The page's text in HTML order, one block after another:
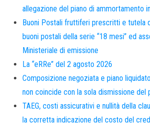
allegazione del piano di ammortamento
Buoni Postali fruttiferi prescritti e tutela
buoni postali della serie “18 mesi” ed
Ministeriale di emissione
La “eRRe” del 2 agosto 2026
Composizione negoziata e piano
non coincide con la sola dismissione del
TAEG, costi assicurativi e nullità della
la corretta indicazione del costo del